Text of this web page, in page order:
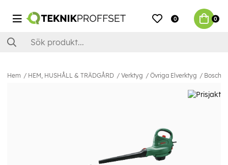
0 0
Hem HEM, HUSHÅLL & TRÄDGÅRD Verktyg Övriga Elverktyg Bosch